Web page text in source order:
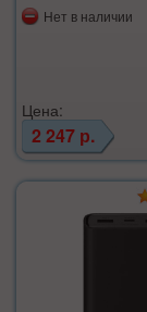
Нет в наличии
Цена:
2 247 р.